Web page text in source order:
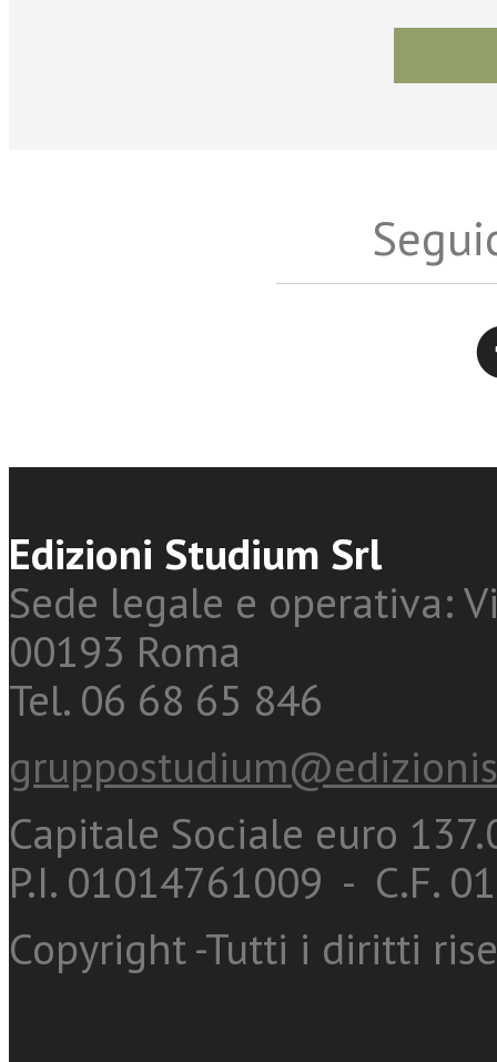
Edizioni Studium Srl
Sede legale e operativa:
00193 Roma
Tel. 06 68 65 846
Capitale Sociale euro
P.I. 01014761009 - C.F.
Copyright -Tutti i diritti